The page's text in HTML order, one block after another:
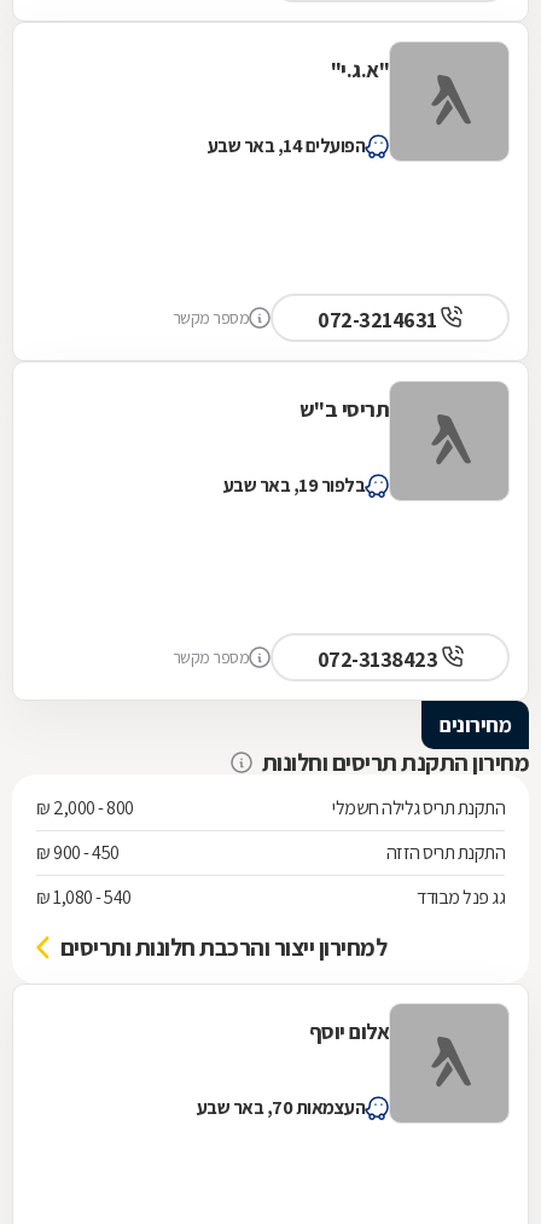
"א.ג.י"
הפועלים 14, באר שבע
מספר מקשר
תריסי ב"ש
בלפור 19, באר שבע
מספר מקשר
מחירונים
מחירון התקנת תריסים וחלונות
התקנת תריס גלילה חשמלי
800 - 2,000 ₪
התקנת תריס הזזה
450 - 900 ₪
גג פנל מבודד
540 - 1,080 ₪
למחירון ייצור והרכבת חלונות ותריסים
אלום יוסף
העצמאות 70, באר שבע